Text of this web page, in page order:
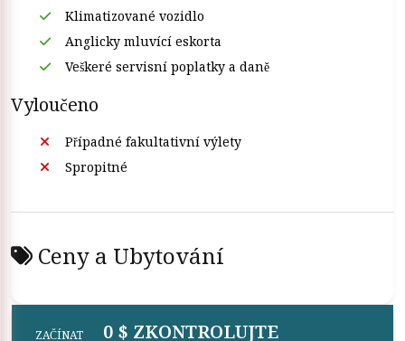
Hurghady do jakékoli destinace, kterou preferujete, náš
zástupce vám poskytne stručnou představu o výletech do
Klimatizované vozidlo
Anglicky mluvící eskorta
Veškeré servisní poplatky a daně
Vyloučeno
Případné fakultativní výlety
Spropitné
Ceny a Ubytování
ZAČÍNAT 0 $ ZKONTROLUJTE